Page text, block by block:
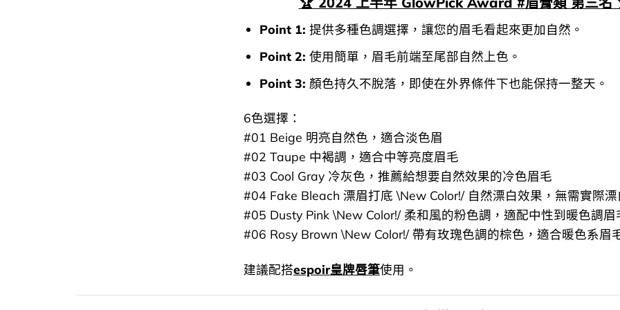
Point 1: 提供多種色調選擇，讓您的眉毛看起來更加自然。
Point 2: 使用簡單，眉毛前端至尾部自然上色。
Point 3: 顏色持久不脫落，即使在外界條件下也能保持一整天。
6色選擇：
#01 Beige 明亮自然色，適合淡色眉
#02 Taupe 中褐調，適合中等亮度眉毛
#03 Cool Gray 冷灰色，推薦給想要自然效果的冷色眉毛
#04 Fake Bleach 漂眉打底 \New Color!/ 自然漂白效果，無需實際漂
#05 Dusty Pink \New Color!/ 柔和風的粉色調，適配中性到暖色調眉
#06 Rosy Brown \New Color!/ 帶有玫瑰色調的棕色，適合暖色系眉
建議配搭espoir皇牌唇筆使用。